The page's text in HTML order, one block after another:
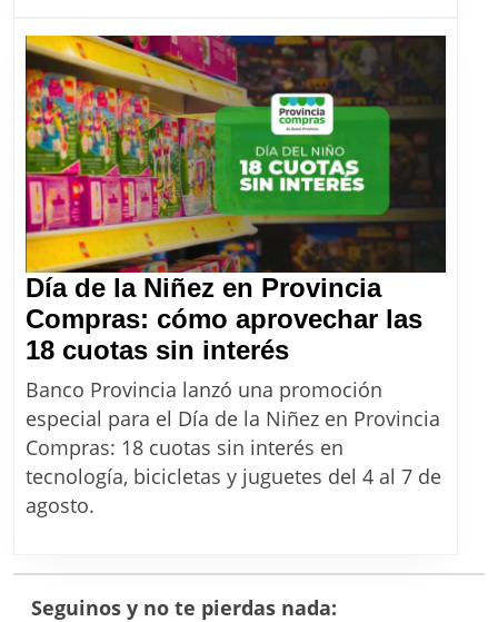
rural
con
el
aumento
de
agosto
2026
Día de la Niñez en Provincia
Compras: cómo aprovechar las
18 cuotas sin interésDía
de
la
Niñez
en
cómo
aprovechar
Banco Provincia lanzó una promoción
especial para el Día de la Niñez en Provincia
Compras: 18 cuotas sin interés en
tecnología, bicicletas y juguetes del 4 al 7 de
agosto.
Seguinos y no te pierdas nada: